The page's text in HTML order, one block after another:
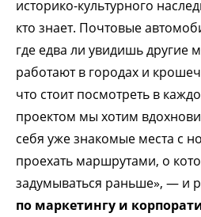
историко-культурного
кто знает. Почтовые
где едва ли увидишь
работают в городах и
что стоит посмотреть в
проектом мы хотим
себя уже знакомые места с
проехать маршрутами, о
задумываться раньше», — и
по маркетингу и